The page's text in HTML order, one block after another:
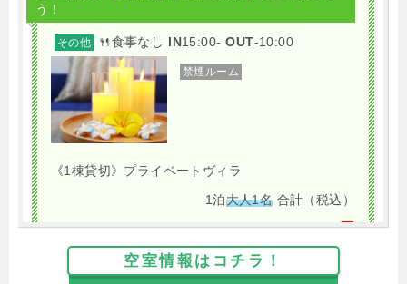
う！
その他 🍴食事なし IN15:00- OUT-10:00
禁煙ルーム
《1棟貸切》プライベートヴィラ
1泊大人1名 合計（税込）
10,600円
空室情報はコチラ！